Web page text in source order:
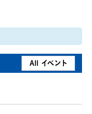
All イベント